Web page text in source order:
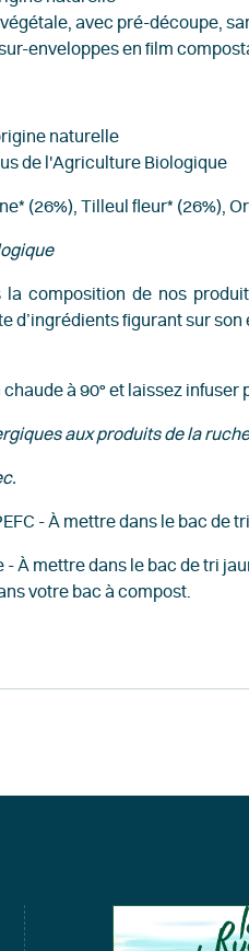
avec pré-découpe,
enveloppes en film
naturelle
de l'Agriculture Biologique
(26%), Tilleul fleur* (26%),
la composition de nos
d’ingrédients figurant sur
à 90° et laissez infuser
aux produits de la
- À mettre dans le bac de
- À mettre dans le bac de tri
votre bac à compost.